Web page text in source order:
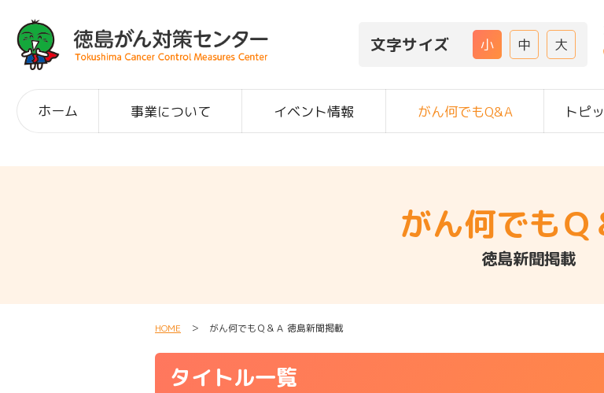
文字サイズ 小 中 大
ホーム 事業について イベント情報 がん何でもQ&A トピ
がん何でもＱ
徳島新聞掲載
HOME ＞ がん何でもＱ＆Ａ 徳島新聞掲載
タイトル一覧